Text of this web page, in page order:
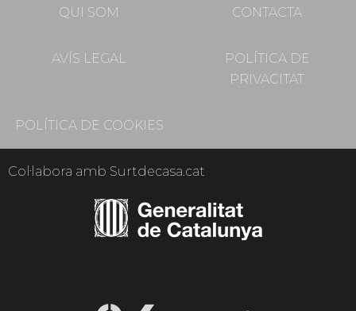
QUI SOM CONTACTA
AVÍS LEGAL
POLÍTICA DE
PRIVACITAT
POLÍTICA DE COOKIES
Col·labora amb Surtdecasa.cat